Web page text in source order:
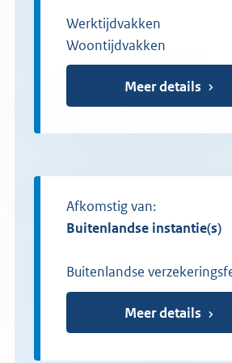
Werktijdvakken
Woontijdvakken
Meer details
Afkomstig van:
buitenlandse instantie(s)
Buitenlandse
Meer details